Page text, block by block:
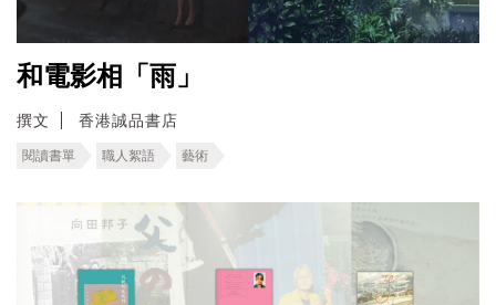
和電影相「雨」
撰文 香港誠品書店
閱讀書單 職人絮語 藝術